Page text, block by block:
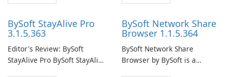
BySoft StayAlive Pro
3.1.5.363
Editor's Review: BySoft
StayAlive Pro BySoft StayAlive
BySoft Network Share
Browser 1.1.5.364
BySoft Network Share
Browser by BySoft is a